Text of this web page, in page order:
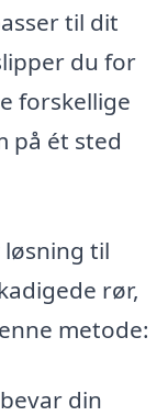
til dit
du for
forskellige
på ét sted
til
rør,
metode:
din